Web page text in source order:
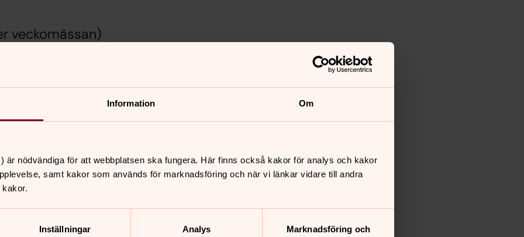
Information Om
är nödvändiga för att webbplatsen ska fungera. Här finns också kakor för analys och kakor
samt kakor som används för marknadsföring och när vi länkar vidare till andra
Inställningar Analys
Marknadsföring och
veckomässan)
och imiterar